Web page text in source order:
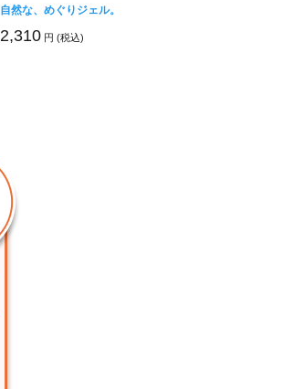
自然な、めぐりジェル。
2,310 円 (税込)